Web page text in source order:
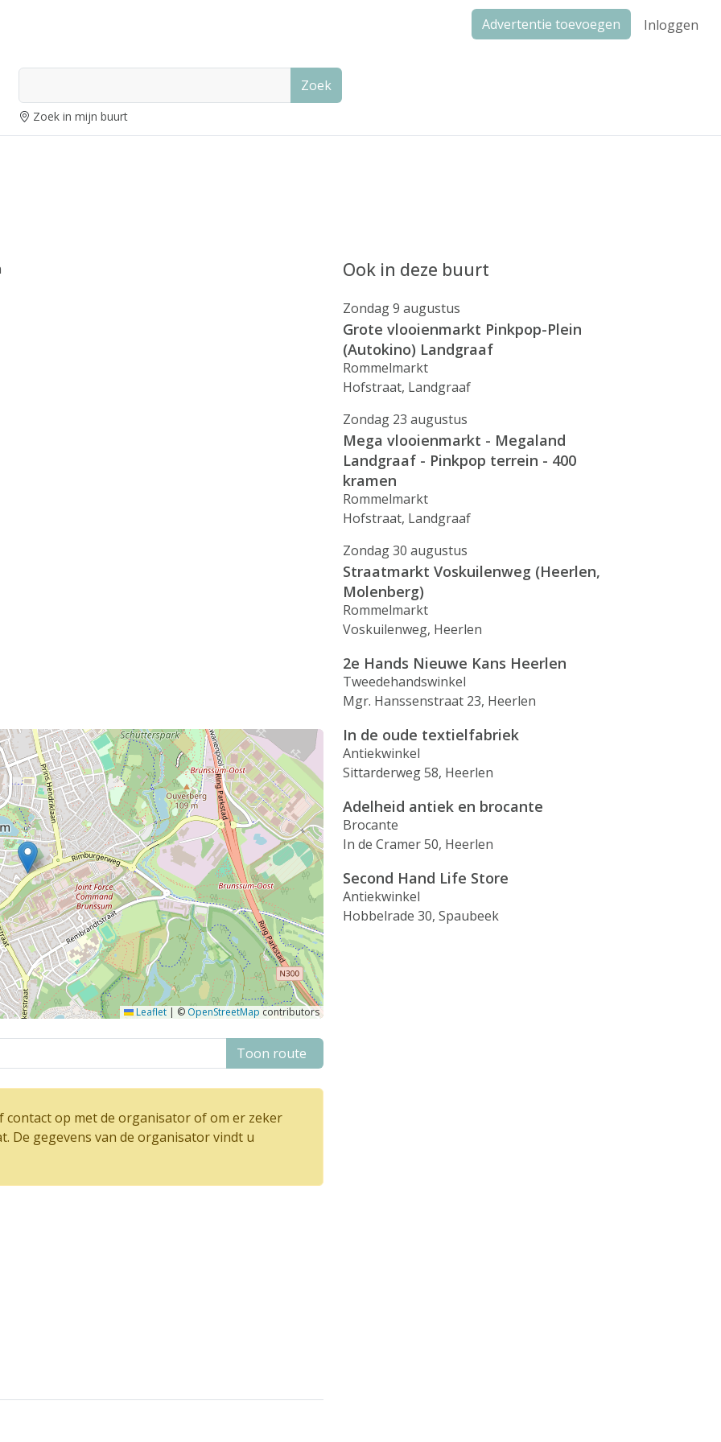
Advertentie toevoegen Inloggen
Zoek
Zoek in mijn buurt
Leaflet | © OpenStreetMap contributors
Toon route
contact op met de organisator of om er zeker
De gegevens van de organisator vindt u
Ook in deze buurt
Zondag 9 augustus
Grote vlooienmarkt Pinkpop-Plein
(Autokino) Landgraaf
Rommelmarkt
Hofstraat, Landgraaf
Zondag 23 augustus
Mega vlooienmarkt - Megaland
Landgraaf - Pinkpop terrein - 400
kramen
Rommelmarkt
Hofstraat, Landgraaf
Zondag 30 augustus
Straatmarkt Voskuilenweg (Heerlen,
Molenberg)
Rommelmarkt
Voskuilenweg, Heerlen
2e Hands Nieuwe Kans Heerlen
Tweedehandswinkel
Mgr. Hanssenstraat 23, Heerlen
In de oude textielfabriek
Antiekwinkel
Sittarderweg 58, Heerlen
Adelheid antiek en brocante
Brocante
In de Cramer 50, Heerlen
Second Hand Life Store
Antiekwinkel
Hobbelrade 30, Spaubeek